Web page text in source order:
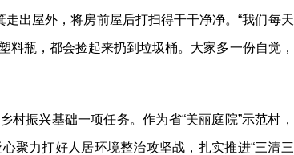
出屋外，将房前屋后打扫得干干净净。“我们每天
瓶，都会捡起来扔到垃圾桶。大家多一份自觉，
振兴基础一项任务。作为省“美丽庭院”示范村，
聚力打好人居环境整治攻坚战，扎实推进“三清三